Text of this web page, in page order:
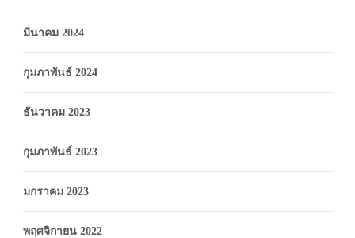
มีนาคม 2024
กุมภาพันธ์ 2024
ธันวาคม 2023
กุมภาพันธ์ 2023
มกราคม 2023
พฤศจิกายน 2022